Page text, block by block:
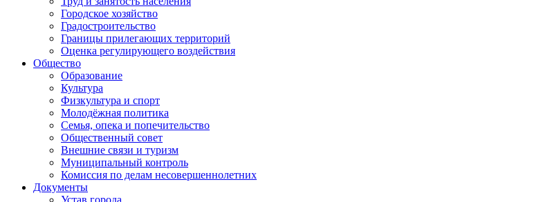
Городское хозяйство
Градостроительство
Границы прилегающих территорий
Оценка регулирующего воздействия
Общество
Образование
Культура
Физкультура и спорт
Молодёжная политика
Семья, опека и попечительство
Общественный совет
Внешние связи и туризм
Муниципальный контроль
Комиссия по делам несовершеннолетних
Документы
Устав города